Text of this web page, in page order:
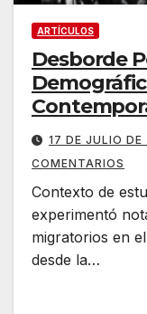
ARTÍCULOS
Desborde
17 DE JULIO
COMENTARIOS
Contexto de
experimentó
migratorios en
desde la…